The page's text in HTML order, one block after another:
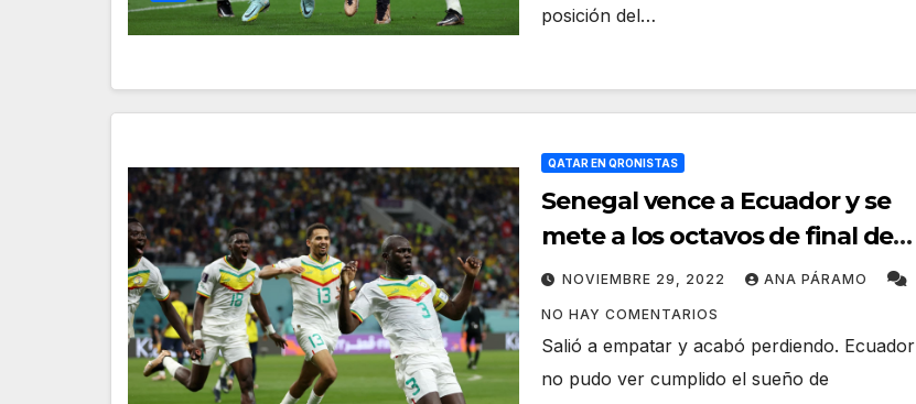
posición del…
QATAR EN QRONISTAS
Senegal vence a Ecuador y se
mete a los octavos de final de
Qatar 2022
NOVIEMBRE 29, 2022 ANA PÁRAMO
NO HAY COMENTARIOS
Salió a empatar y acabó perdiendo. Ecuador
no pudo ver cumplido el sueño de